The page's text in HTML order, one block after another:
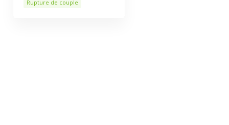
Rupture de couple